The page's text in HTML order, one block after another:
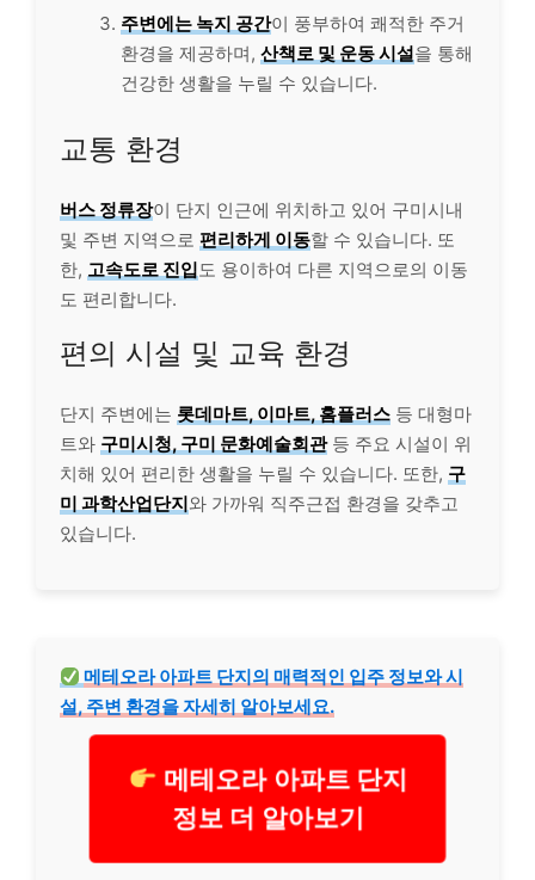
주변에는 녹지 공간이 풍부하여 쾌적한 주거
환경을 제공하며, 산책로 및 운동 시설을 통해
건강한 생활을 누릴 수 있습니다.
교통 환경
버스 정류장이 단지 인근에 위치하고 있어 구미시내
및 주변 지역으로 편리하게 이동할 수 있습니다. 또
한, 고속도로 진입도 용이하여 다른 지역으로의 이동
도 편리합니다.
편의 시설 및 교육 환경
단지 주변에는 롯데마트, 이마트, 홈플러스 등 대형마
트와 구미시청, 구미 문화예술회관등 주요 시설이 위
치해 있어 편리한 생활을 누릴 수 있습니다. 또한, 구
미 과학산업단지와 가까워 직주근접 환경을 갖추고
있습니다.
메테오라 아파트 단지의 매력적인 입주 정보와 시
설, 주변 환경을 자세히 알아보세요.
메테오라 아파트 단지
정보 더 알아보기